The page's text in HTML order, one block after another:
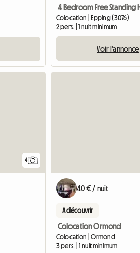
Colocation | Epping (3076)
2 pers. | 1 nuit minimum
Voir l'annonce
4
40 € / nuit
A découvrir
Colocation Ormond
Colocation | Ormond
3 pers. | 1 nuit minimum